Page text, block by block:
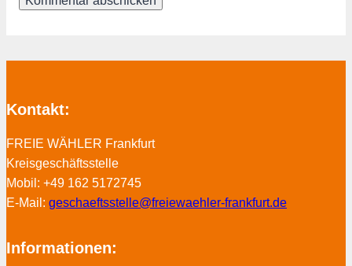
Kontakt:
FREIE WÄHLER Frankfurt
Kreisgeschäftsstelle
Mobil: +49 162 5172745
E-Mail: geschaeftsstelle@freiewaehler-frankfurt.de
Informationen: